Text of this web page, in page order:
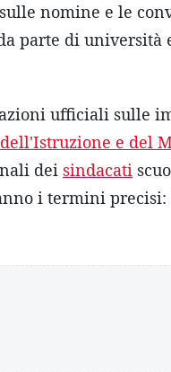
nomine e le
parte di università
ufficiali sulle
e del
dei sindacati
i termini